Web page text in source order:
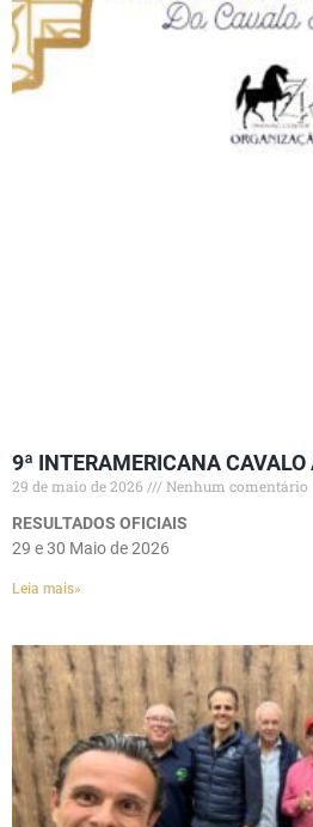
9ª INTERAMERICANA CAVALO
29 de maio de 2026
Nenhum comentário
RESULTADOS OFICIAIS
29 e 30 Maio de 2026
Leia mais»